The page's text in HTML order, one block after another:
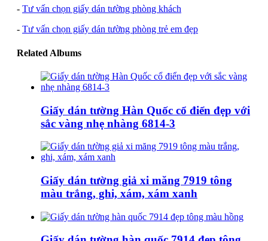
- Tư vấn chọn giấy dán tường phòng khách
- Tư vấn chọn giấy dán tường phòng trẻ em đẹp
Related Albums
Giấy dán tường Hàn Quốc cổ điển đẹp với
sắc vàng nhẹ nhàng 6814-3
Giấy dán tường giả xi măng 7919 tông
màu trắng, ghi, xám, xám xanh